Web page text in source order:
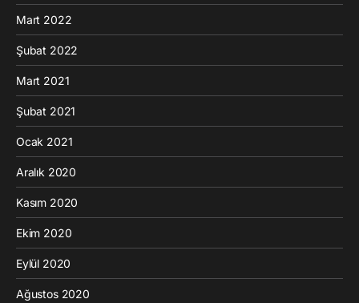
Mart 2022
Şubat 2022
Mart 2021
Şubat 2021
Ocak 2021
Aralık 2020
Kasım 2020
Ekim 2020
Eylül 2020
Ağustos 2020